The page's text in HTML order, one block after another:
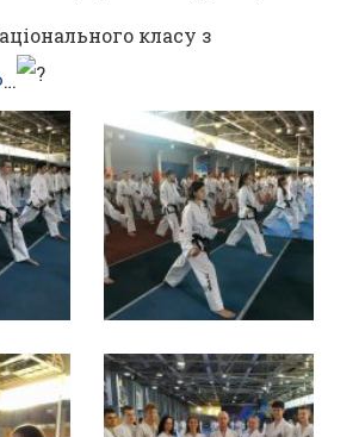
класу з
…